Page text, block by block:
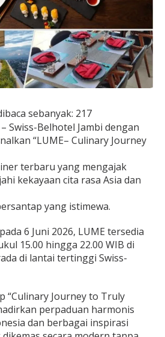
sebanyak: 217
– Swiss-Belhotel Jambi dengan
“LUME– Culinary Journey
terbaru yang mengajak
kekayaan cita rasa Asia dan
yang istimewa.
6 Juni 2026, LUME tersedia
15.00 hingga 22.00 WIB di
di lantai tertinggi Swiss-
“Culinary Journey to Truly
perpaduan harmonis
dan berbagai inspirasi